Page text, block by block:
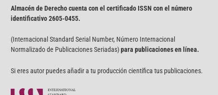
Almacén de Derecho cuenta con el certificado ISSN con el número
identificativo2605-0455.
(Internacional Standard Serial Number, Número Internacional
Normalizado de Publicaciones Seriadas)para publicaciones en línea.
Si eres autor puedes añadir a tu producción científica tus publicaciones.